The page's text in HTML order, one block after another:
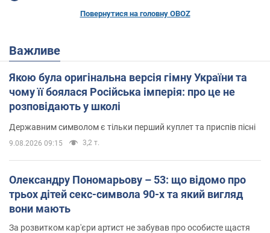
Повернутися на головну OBOZ
Важливе
Якою була оригінальна версія гімну України та
чому її боялася Російська імперія: про це не
розповідають у школі
Державним символом є тільки перший куплет та приспів пісні
9.08.2026 09:15 3,2 т.
Олександру Пономарьову – 53: що відомо про
трьох дітей секс-символа 90-х та який вигляд
вони мають
За розвитком кар'єри артист не забував про особисте щастя